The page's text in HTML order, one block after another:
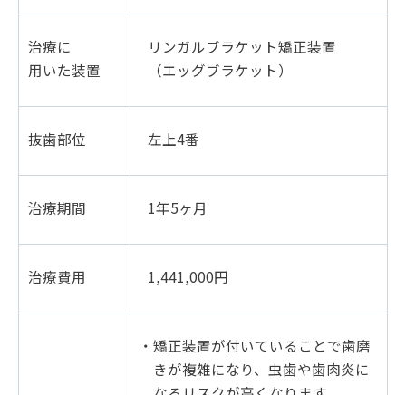
治療に
用いた装置
リンガルブラケット矯正装置
（エッグブラケット）
抜歯部位 左上4番
治療期間 1年5ヶ月
治療費用 1,441,000円
・矯正装置が付いていることで歯磨
きが複雑になり、虫歯や歯肉炎に